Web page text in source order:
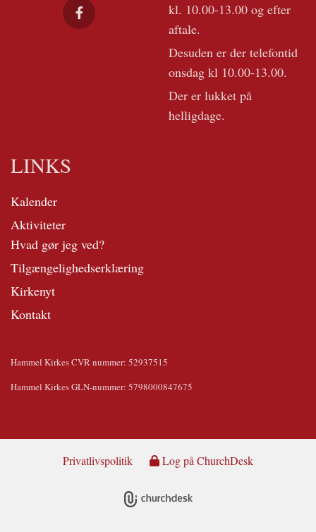
kl. 10.00-13.00 og efter
aftale.
Desuden er der telefontid
onsdag kl 10.00-13.00.
Der er lukket på
helligdage.
LINKS
Kalender
Aktiviteter
Hvad gør jeg ved?
Tilgængelighedserklæring
Kirkenyt
Kontakt
Hammel Kirkes CVR nummer: 52937515
Hammel Kirkes GLN-nummer: 5798000847675
Privatlivspolitik Log på ChurchDesk